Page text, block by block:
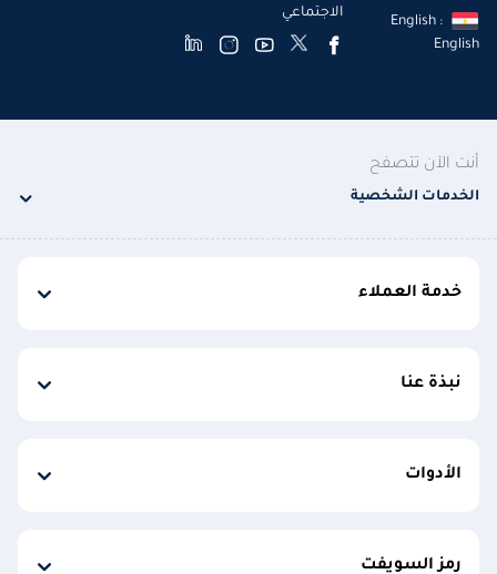
English :
English
الاجتماعي
أنت الآن تتصفح
الخدمات الشخصية
خدمة العملاء
نبذة عنا
الأدوات
رمز السويفت